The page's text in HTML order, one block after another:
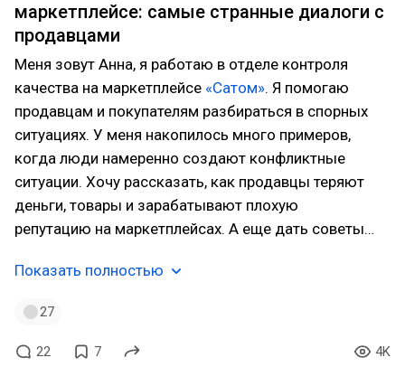
маркетплейсе: самые странные диалоги с
продавцами
Меня зовут Анна, я работаю в отделе контроля
качества на маркетплейсе «Сатом». Я помогаю
продавцам и покупателям разбираться в спорных
ситуациях. У меня накопилось много примеров,
когда люди намеренно создают конфликтные
ситуации. Хочу рассказать, как продавцы теряют
деньги, товары и зарабатывают плохую
репутацию на маркетплейсах. А еще дать советы…
Показать полностью
27
22 7 4K